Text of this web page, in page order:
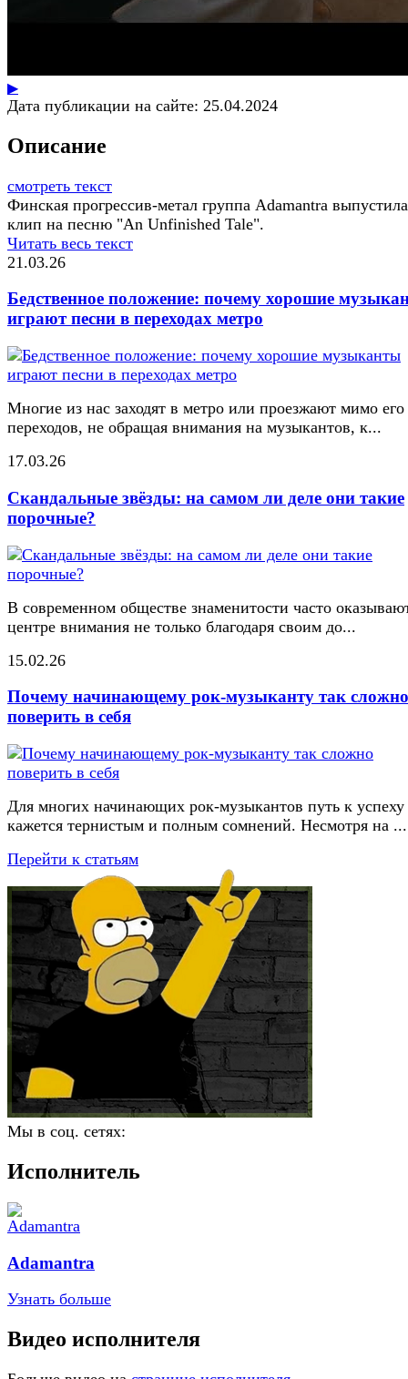
▶
Дата публикации на сайте: 25.04.2024
Описание
смотреть текст
Финская прогрессив-метал группа Adamantra выпустила
клип на песню "An Unfinished Tale".
Читать весь текст
21.03.26
Бедственное положение: почему хорошие
играют песни в переходах метро
Многие из нас заходят в метро или проезжают мимо его
переходов, не обращая внимания на музыкантов, к...
17.03.26
Скандальные звёзды: на самом ли деле они такие
порочные?
В современном обществе знаменитости часто
центре внимания не только благодаря своим до...
15.02.26
Почему начинающему рок-музыканту так сложно
поверить в себя
Для многих начинающих рок-музыкантов путь к успеху
кажется тернистым и полным сомнений. Несмотря на ...
Перейти к статьям
Мы в соц. сетях:
Исполнитель
Adamantra
Узнать больше
Видео исполнителя